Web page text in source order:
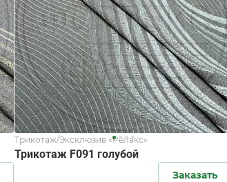
Трикотаж/Эксклюзив «Релакс»
Трикотаж F091 голубой
Заказать